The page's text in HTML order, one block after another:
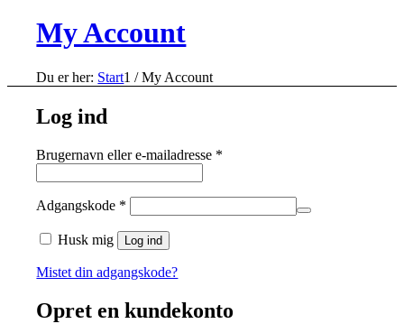
My Account
Du er her: Start1 / My Account
Log ind
Brugernavn eller e-mailadresse *
Adgangskode *
Husk mig Log ind
Mistet din adgangskode?
Opret en kundekonto